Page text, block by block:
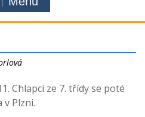
Chlapci ze 7. třídy se poté
Plzni.